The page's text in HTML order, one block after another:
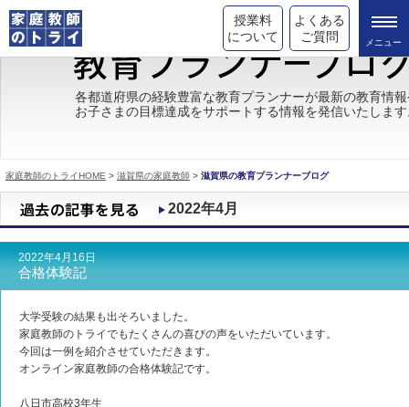
授業料
について
よくある
ご質問
トライの教育理念
成績が上がる理由
都道府県別情報
合格体験談
キャンペーン情報
各都道府県の経験豊富な教育プランナーが最新の教育情
お子さまの目標達成をサポートする情報を発信いたしま
家庭教師のトライHOME > 滋賀県の家庭教師 > 滋賀県の教育プランナーブログ
2022年4月
2022年4月16日
合格体験記
大学受験の結果も出そろいました。
家庭教師のトライでもたくさんの喜びの声をいただいています。
今回は一例を紹介させていただきます。
オンライン家庭教師の合格体験記です。
八日市高校3年生